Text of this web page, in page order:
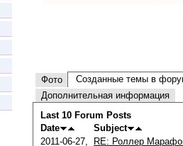
Фото
Созданные темы в
Дополнительная информация
Last 10 Forum Posts
Date
Subject
2011-06-27,
RE: Роллер